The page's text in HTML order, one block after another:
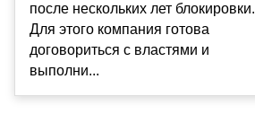
после нескольких лет блокировки.
Для этого компания готова
договориться с властями и
выполни...